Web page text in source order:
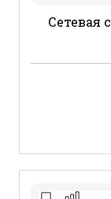
Сетевая